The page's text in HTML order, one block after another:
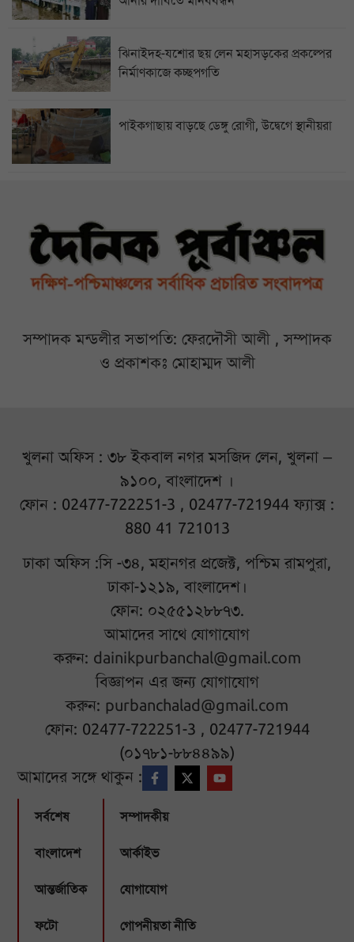
ঝিনাইদহ-যশোর ছয় লেন মহাসড়কের প্রকল্পের
নির্মাণকাজে কচ্ছপগতি
পাইকগাছায় বাড়ছে ডেঙ্গু রোগী, উদ্বেগে স্থানীয়রা
সম্পাদক মন্ডলীর সভাপতি: ফেরদৌসী আলী , সম্পাদক
ও প্রকাশকঃ মোহাম্মদ আলী
খুলনা অফিস : ৩৮ ইকবাল নগর মসজিদ লেন, খুলনা –
৯১০০, বাংলাদেশ ।
ফোন : 02477-722251-3 , 02477-721944 ফ্যাক্স :
880 41 721013
ঢাকা অফিস :সি -৩৪, মহানগর প্রজেক্ট, পশ্চিম রামপুরা,
ঢাকা-১২১৯, বাংলাদেশ।
ফোন: ০২৫৫১২৮৮৭৩.
আমাদের সাথে যোগাযোগ
করুন: dainikpurbanchal@gmail.com
বিজ্ঞাপন এর জন্য যোগাযোগ
করুন: purbanchalad@gmail.com
ফোন: 02477-722251-3 , 02477-721944
(০১৭৮১-৮৮৪৪৯৯)
আমাদের সঙ্গে থাকুন :
সর্বশেষ
বাংলাদেশ
আন্তর্জাতিক
ফটো
সম্পাদকীয়
আর্কাইভ
যোগাযোগ
গোপনীয়তা নীতি